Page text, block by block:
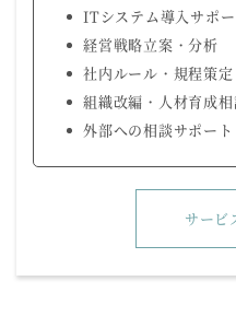
ITシステム導入サポー
経営戦略立案・分析
社内ルール・規程策定
組織改編・人材育成相
外部への相談サポート
サービ